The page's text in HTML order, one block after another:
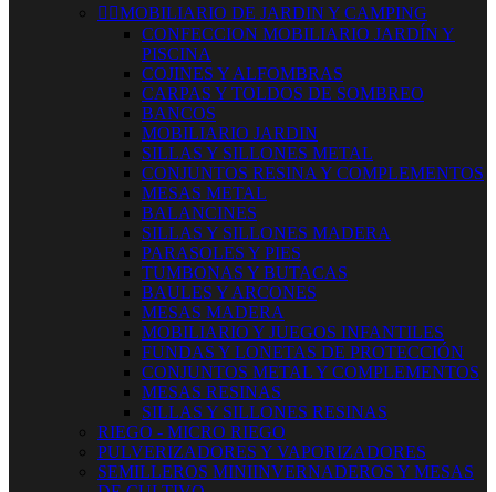
 MOBILIARIO DE JARDIN Y CAMPING
CONFECCION MOBILIARIO JARDÍN Y
PISCINA
COJINES Y ALFOMBRAS
CARPAS Y TOLDOS DE SOMBREO
BANCOS
MOBILIARIO JARDIN
SILLAS Y SILLONES METAL
CONJUNTOS RESINA Y COMPLEMENTOS
MESAS METAL
BALANCINES
SILLAS Y SILLONES MADERA
PARASOLES Y PIES
TUMBONAS Y BUTACAS
BAULES Y ARCONES
MESAS MADERA
MOBILIARIO Y JUEGOS INFANTILES
FUNDAS Y LONETAS DE PROTECCIÓN
CONJUNTOS METAL Y COMPLEMENTOS
MESAS RESINAS
SILLAS Y SILLONES RESINAS
RIEGO - MICRO RIEGO
PULVERIZADORES Y VAPORIZADORES
SEMILLEROS MINIINVERNADEROS Y MESAS